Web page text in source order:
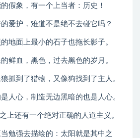
假象，有一个上当者：历史！
爱护，难道不是绝不去碰它吗？
地面上最小的石子也拖长影子。
鲜血，黑色，过去黑色的岁月。
抓到了猎物，又像狗找到了主人。
人心，制造无边黑暗的也是人心。
上还有一个绝对正确的人道主义。
勉强去描绘的：太阳就是其中之